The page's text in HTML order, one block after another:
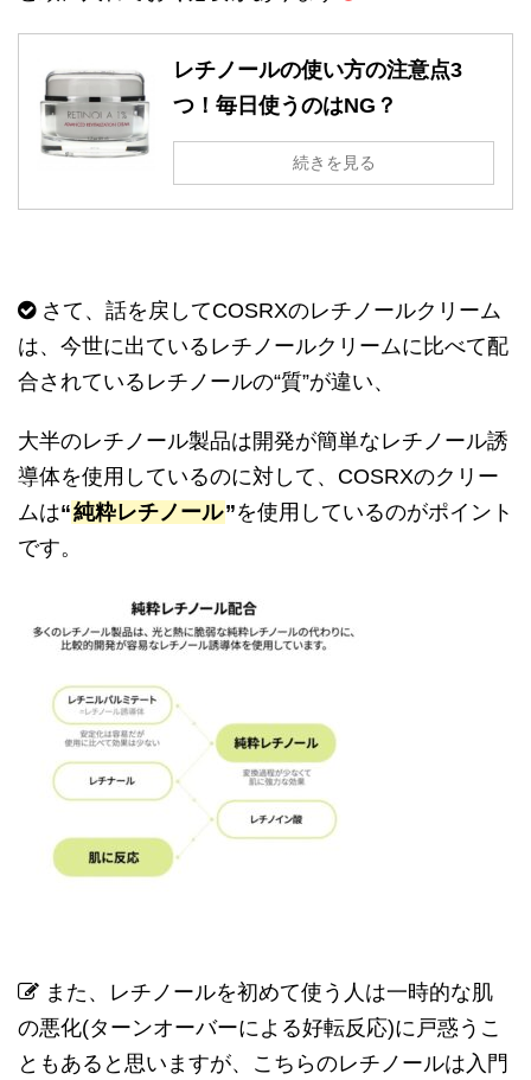
レチノールの使い方の注意点3
つ！毎日使うのはNG？
続きを見る
さて、話を戻してCOSRXのレチノールクリーム
は、今世に出ているレチノールクリームに比べて配
合されているレチノールの“質”が違い、
大半のレチノール製品は開発が簡単なレチノール誘
導体を使用しているのに対して、 COSRXのクリー
ムは“純粋レチノール”を使用しているのがポイント
です。
また、レチノールを初めて使う人は一時的な肌
の悪化(ターンオーバーによる好転反応)に戸惑うこ
ともあると思いますが、こちらのレチノールは入門